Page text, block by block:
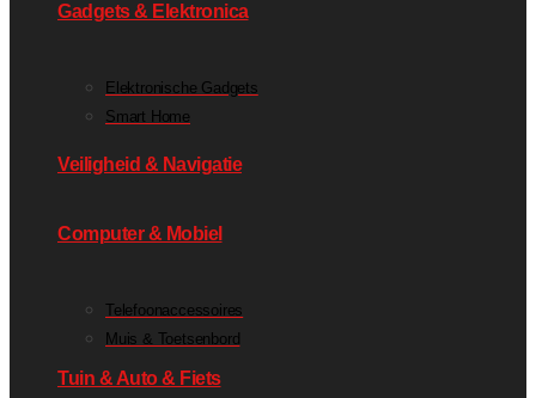
Gadgets & Elektronica
Elektronische Gadgets
Smart Home
Veiligheid & Navigatie
Computer & Mobiel
Telefoonaccessoires
Muis & Toetsenbord
Tuin & Auto & Fiets